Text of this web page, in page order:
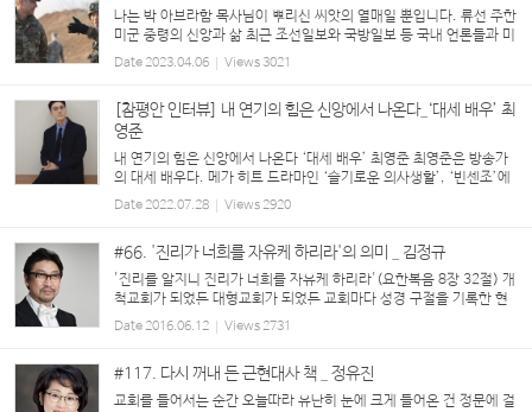
나는 박 아브라함 목사님이 뿌리신 씨앗의 열매일 뿐입니다. 류선 주한
미군 중령의 신앙과 삶 최근 조선일보와 국방일보 등 국내 언론들과 미
육군 홈페이지에 한 미군 중령의 스토리가 잇따라 대대적으로 소개됐
다. 한국계 주한미군인 류선(Ryu Sun) 중령이다...
Date2023.04.06 Views3021
[참평안 인터뷰] 내 연기의 힘은 신앙에서 나온다_‘대세 배우’ 최
영준
내 연기의 힘은 신앙에서 나온다 ‘대세 배우’ 최영준 최영준은 방송가
의 대세 배우다. 메가 히트 드라마인 ‘슬기로운 의사생활’, ‘빈센조’에
잇따라 출연해 깊은 인상을 남겼고, 장안의 화제였던 ‘우리들의 블루
스’에서 혼전 임신을 한 고등학생 딸을 둔 아...
Date2022.07.28 Views2920
#66. '진리가 너희를 자유케 하리라'의 의미 _ 김정규
'진리를 알지니 진리가 너희를 자유케 하리라'(요한복음 8장 32절) 개
척교회가 되었든 대형교회가 되었든 교회마다 성경 구절을 기록한 현
판이나 문패, 또는 걸개 형식의 현수막을 걸어놓고 아직도 회심하지 않
는 많은 사람들에게 예수님...
Date2016.06.12 Views2731
#117. 다시 꺼내 든 근현대사 책 _ 정유진
교회를 들어서는 순간 오늘따라 유난히 눈에 크게 들어온 건 정문에 걸